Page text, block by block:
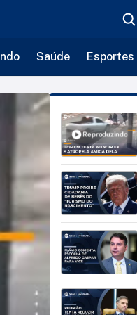
Saúde Esportes
Reproduzindo